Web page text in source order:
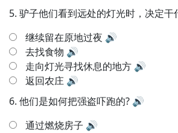
5. 驴子他们看到远处的灯光时，决定干
继续留在原地过夜 🔊
去找食物 🔊
走向灯光寻找休息的地方 🔊
返回农庄 🔊
6. 他们是如何把强盗吓跑的? 🔊
通过燃烧房子 🔊